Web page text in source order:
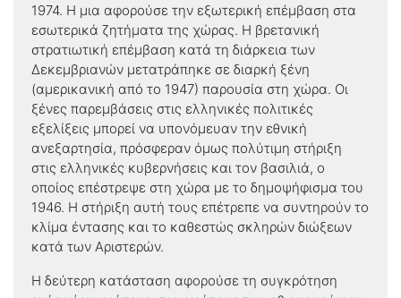
1974. Η μια αφορούσε την εξωτερική επέμβαση στα
εσωτερικά ζητήματα της χώρας. Η βρετανική
στρατιωτική επέμβαση κατά τη διάρκεια των
Δεκεμβριανών μετατράπηκε σε διαρκή ξένη
(αμερικανική από το 1947) παρουσία στη χώρα. Οι
ξένες παρεμβάσεις στις ελληνικές πολιτικές
εξελίξεις μπορεί να υπονόμευαν την εθνική
ανεξαρτησία, πρόσφεραν όμως πολύτιμη στήριξη
στις ελληνικές κυβερνήσεις και τον βασιλιά, ο
οποίος επέστρεψε στη χώρα με το δημοψήφισμα του
1946. Η στήριξη αυτή τους επέτρεπε να συντηρούν το
κλίμα έντασης και το καθεστώς σκληρών διώξεων
κατά των Αριστερών.
Η δεύτερη κατάσταση αφορούσε τη συγκρότηση